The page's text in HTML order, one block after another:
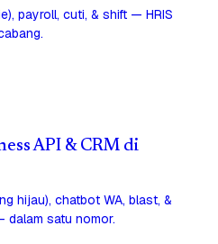
payroll, cuti, & shift — HRIS
API & CRM di
hijau), chatbot WA, blast, &
dalam satu nomor.